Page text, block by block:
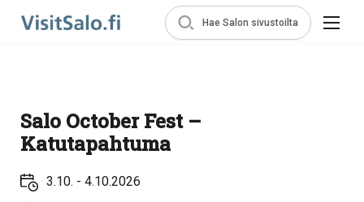
Hae Salon sivustoilta
Salo October Fest –
Katutapahtuma
3.10. - 4.10.2026